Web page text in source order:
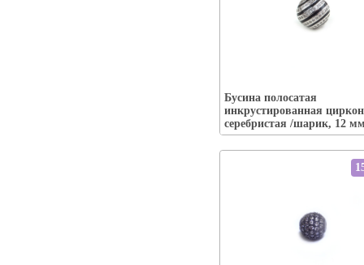
Бусина полосатая
инкрустированная
серебристая /шарик, 12
Наличие:есть-----
В корзину